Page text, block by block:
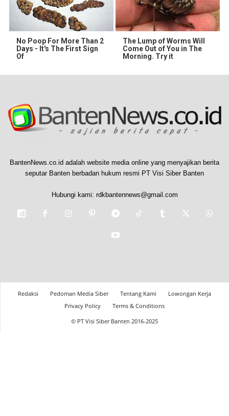
No Poop For More Than 2
Days - It's The First Sign
Of
The Lump of Worms Will
Come Out of You in The
Morning. Try it
BantenNews.co.id adalah website media online yang menyajikan berita
seputar Banten berbadan hukum resmi PT Visi Siber Banten
Hubungi kami: rdkbantennews@gmail.com
Redaksi Pedoman Media Siber Tentang Kami
Lowongan Kerja
Privacy Policy
Terms & Conditions
© PT Visi Siber Banten 2016-2025